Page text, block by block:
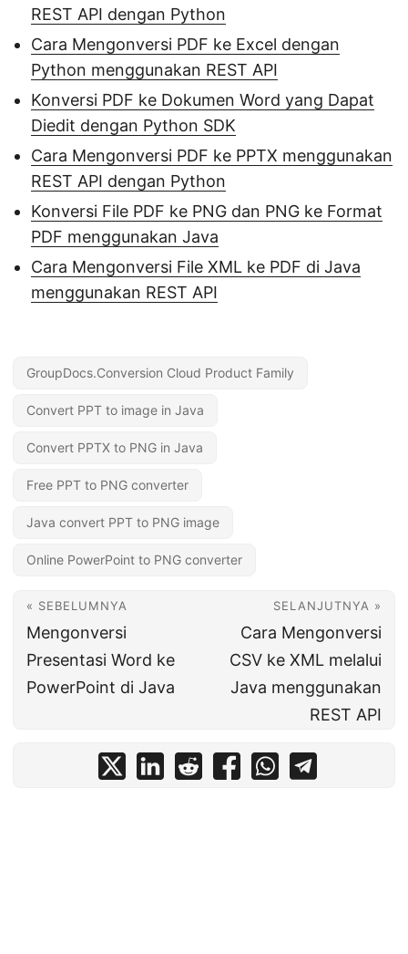
REST API dengan Python
Cara Mengonversi PDF ke Excel dengan
Python menggunakan REST API
Konversi PDF ke Dokumen Word yang Dapat
Diedit dengan Python SDK
Cara Mengonversi PDF ke PPTX menggunakan
REST API dengan Python
Konversi File PDF ke PNG dan PNG ke Format
PDF menggunakan Java
Cara Mengonversi File XML ke PDF di Java
menggunakan REST API
GroupDocs.Conversion Cloud Product Family
Convert PPT to image in Java
Convert PPTX to PNG in Java
Free PPT to PNG converter
Java convert PPT to PNG image
Online PowerPoint to PNG converter
« SEBELUMNYA
Mengonversi
Presentasi Word ke
PowerPoint di Java
SELANJUTNYA »
Cara Mengonversi
CSV ke XML melalui
Java menggunakan
REST API